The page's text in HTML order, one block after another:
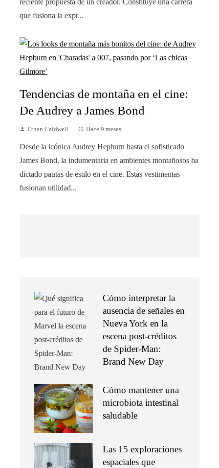
reciente propuesta de un creador. Constituye una carrera
que fusiona la expr...
Tendencias de montaña en el cine:
De Audrey a James Bond
Ethan Caldwell Hace 9 meses
Desde la icónica Audrey Hepburn hasta el sofisticado
James Bond, la indumentaria en ambientes montañosos ha
dictado pautas de estilo en el cine. Estas vestimentas
fusionan utilidad...
Cómo interpretar la
ausencia de señales en
Nueva York en la
escena post-créditos
de Spider-Man:
Brand New Day
Cómo mantener una
microbiota intestinal
saludable
Las 15 exploraciones
espaciales que